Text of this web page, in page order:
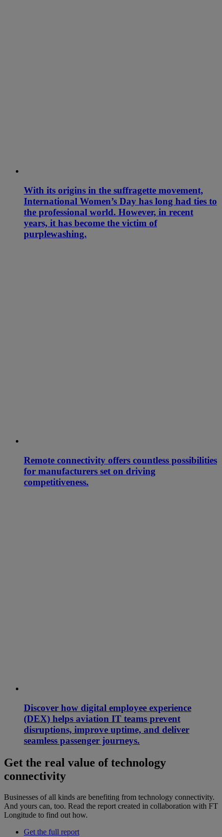
With its origins in the suffragette movement,
International Women’s Day has long had ties to
the professional world. However, in recent
years, it has become the victim of
purplewashing.
Remote connectivity offers countless possibilities
for manufacturers set on driving
competitiveness.
Discover how digital employee experience
(DEX) helps aviation IT teams prevent
disruptions, improve uptime, and deliver
seamless passenger journeys.
Get the real value of technology
connectivity
Businesses of all kinds are benefiting from technology connectivity.
And yours can, too. Read the report created in collaboration with FT
Longitude to find out how.
Get the full report